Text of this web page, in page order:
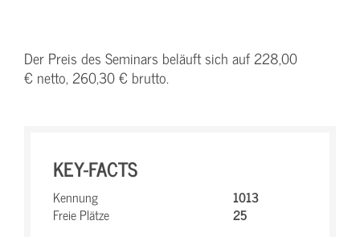
Der Preis des Seminars beläuft sich auf 228,00
€ netto, 260,30 € brutto.
KEY-FACTS
Kennung
1013
Freie Plätze
25